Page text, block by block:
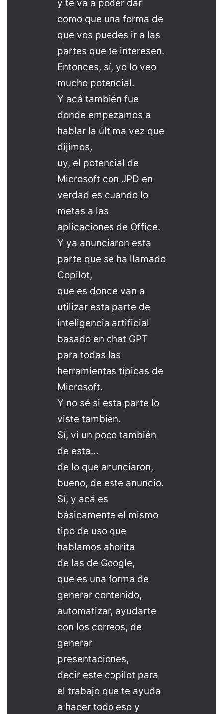
y te va a poder dar
como que una forma de
que vos puedes ir a las
partes que te interesen.
Entonces, sí, yo lo veo
mucho potencial.
Y acá también fue
donde empezamos a
hablar la última vez que
dijimos,
uy, el potencial de
Microsoft con JPD en
verdad es cuando lo
metas a las
aplicaciones de Office.
Y ya anunciaron esta
parte que se ha llamado
Copilot,
que es donde van a
utilizar esta parte de
inteligencia artificial
basado en chat GPT
para todas las
herramientas típicas de
Microsoft.
Y no sé si esta parte lo
viste también.
Sí, vi un poco también
de esta…
de lo que anunciaron,
bueno, de este anuncio.
Sí, y acá es
básicamente el mismo
tipo de uso que
hablamos ahorita
de las de Google,
que es una forma de
generar contenido,
automatizar, ayudarte
con los correos, de
generar
presentaciones,
decir este copilot para
el trabajo que te ayuda
a hacer todo eso y